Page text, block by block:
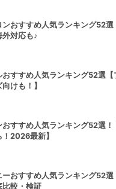
ンおすすめ人気ランキング52選
外対応も♪
おすすめ人気ランキング52選【
けも！】
おすすめ人気ランキング52選！
2026最新】
ーおすすめ人気ランキング52
比較・検証